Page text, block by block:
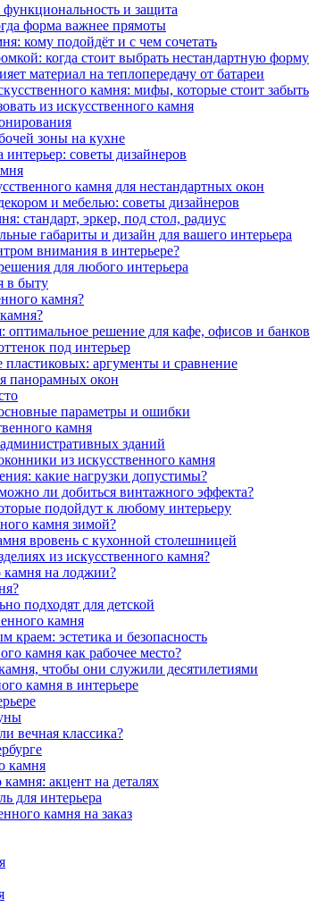
и защита
форма важнее прямоты
кому подойдёт и с чем сочетать
когда стоит выбрать нестандартную форму
материал на теплопередачу от батареи
камня: мифы, которые стоит забыть
из искусственного камня
зоны на кухне
советы дизайнеров
камня для нестандартных окон
и мебелью: советы дизайнеров
стандарт, эркер, под стол, радиус
габариты и дизайн для вашего интерьера
внимания в интерьере?
для любого интерьера
в быту
камня?
решение для кафе, офисов и банков
под интерьер
аргументы и сравнение
панорамных окон
параметры и ошибки
камня
зданий
из искусственного камня
какие нагрузки допустимы?
ли добиться винтажного эффекта?
подойдут к любому интерьеру
камня зимой?
вровень с кухонной столешницей
из искусственного камня?
камня на лоджии?
подходят для детской
камня
краем: эстетика и безопасность
камня как рабочее место?
чтобы они служили десятилетиями
камня в интерьере
вечная классика?
камня
акцент на деталях
для интерьера
камня на заказ